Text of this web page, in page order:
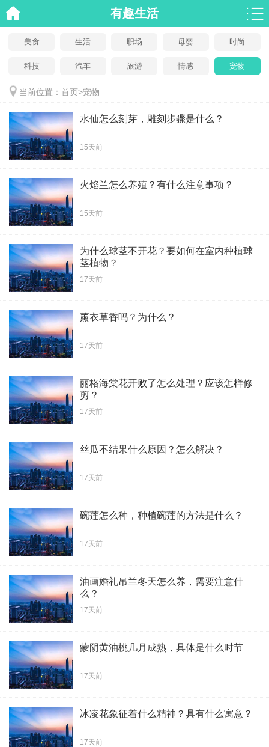
有趣生活
美食 生活 职场 母婴 时尚
科技 汽车 旅游 情感 宠物
当前位置： 首页>宠物
水仙怎么刻芽，雕刻步骤是什么？
15天前
火焰兰怎么养殖？有什么注意事项？
15天前
为什么球茎不开花？要如何在室内种植球
茎植物？
17天前
薰衣草香吗？为什么？
17天前
丽格海棠花开败了怎么处理？应该怎样修
剪？
17天前
丝瓜不结果什么原因？怎么解决？
17天前
碗莲怎么种，种植碗莲的方法是什么？
17天前
油画婚礼吊兰冬天怎么养，需要注意什
么？
17天前
蒙阴黄油桃几月成熟，具体是什么时节
17天前
冰凌花象征着什么精神？具有什么寓意？
17天前